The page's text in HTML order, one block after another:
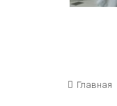
Главная